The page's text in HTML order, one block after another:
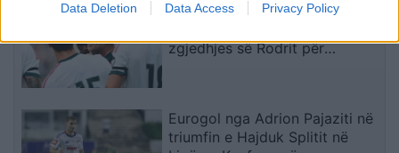
Data Deletion Data Access Privacy Policy
Mourinho zemërohet me
zgjedhjes së Rodrit për
Eurogol nga Adrion Pajaziti në
triumfin e Hajduk Splitit në